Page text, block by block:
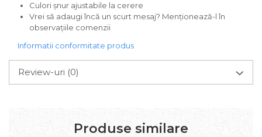
Culori șnur ajustabile la cerere
Vrei să adaugi încă un scurt mesaj? Menționează-l în
observațiile comenzii
Informatii conformitate produs
Review-uri (0)
Produse similare